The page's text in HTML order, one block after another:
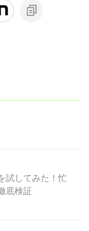
試してみた！忙
底検証